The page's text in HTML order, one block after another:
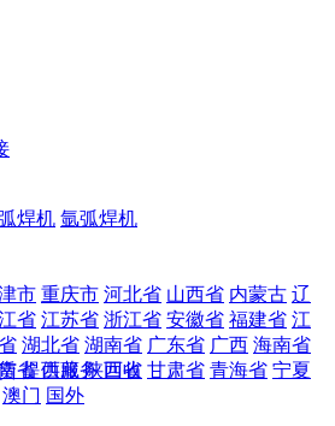
焊机 氩弧焊机
市 重庆市 河北省 山西省 内蒙古 辽
省 江苏省 浙江省 安徽省 福建省 江
湖北省 湖南省 广东省 广西 海南省
省 西藏 陕西省 甘肃省 青海省 宁夏
澳门 国外
提供服务 回收